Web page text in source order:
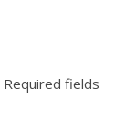
Required fields